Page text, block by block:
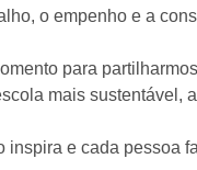
o empenho e a
para
mais sustentável,
inspira e cada pessoa